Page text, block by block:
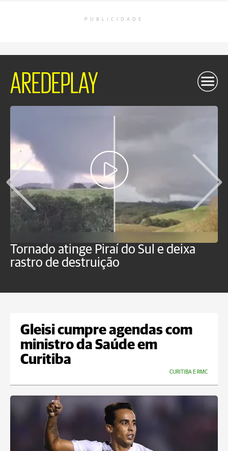
PUBLICIDADE
AREDEPLAY
Tornado atinge Piraí do Sul e deixa
rastro de destruição
Gleisi cumpre agendas com
ministro da Saúde em
Curitiba
CURITIBA E RMC